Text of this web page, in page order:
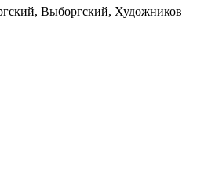
Выборгский, Художников